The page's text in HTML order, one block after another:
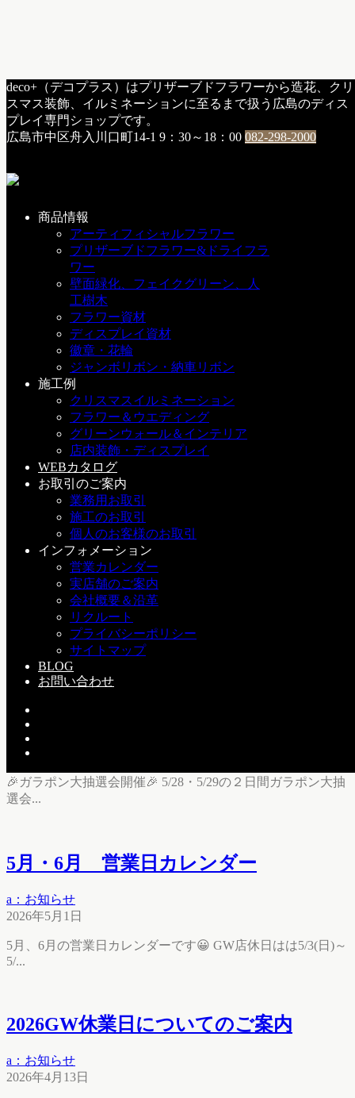
deco+（デコプラス）はプリザーブドフラワーから造花、クリ
スマス装飾、イルミネーションに至るまで扱う広島のディス
プレイ専門ショップです。
広島市中区舟入川口町14-1 9：30～18：00 082-298-2000
商品情報
アーティフィシャルフラワー
プリザーブドフラワー&ドライフラ
ワー
壁面緑化、フェイクグリーン、人
工樹木
フラワー資材
ディスプレイ資材
徽章・花輪
ジャンボリボン・納車リボン
施工例
クリスマスイルミネーション
フラワー＆ウエディング
グリーンウォール＆インテリア
店内装飾・ディスプレイ
WEBカタログ
お取引のご案内
業務用お取引
施工のお取引
個人のお客様のお取引
インフォメーション
営業カレンダー
実店舗のご案内
会社概要＆沿革
リクルート
プライバシーポリシー
サイトマップ
BLOG
お問い合わせ
HOME
アーティフィシャル
タグ:アーティフィシャル
８月・９月 営業日カレンダー
a：お知らせ
2026年8月1日
8月、9月の営業日カレンダーです😀 【8月のお知らせ】 ・9
2026 クリスマス＆正月 展示受注会
b：イベント
2026年7月1日
今年もデコプラス２Fでクリスマス＆正月展示受注会が開催
されます。 新...
7月・8月 営業日カレンダー
a：お知らせ
2026年7月1日
7月、8月の営業日カレンダーです😀 【8月のお知らせ】 ・9
b：イベント
2026年5月22日
🎉ガラポン大抽選会開催🎉 5/28・5/29の２日間ガラポン大抽
選会...
5月・6月 営業日カレンダー
a：お知らせ
2026年5月1日
5月、6月の営業日カレンダーです😀 GW店休日はは5/3(日)～
5/...
2026GW休業日についてのご案内
a：お知らせ
2026年4月13日